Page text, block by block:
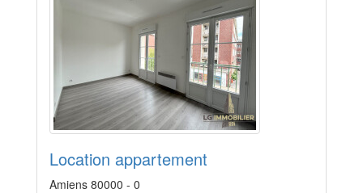
Location appartement
Amiens 80000 - 0